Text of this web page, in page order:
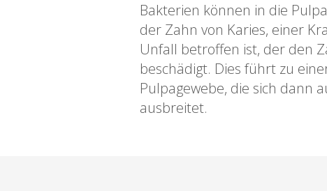
Bakterien können in die
der Zahn von Karies, einer
Unfall betroffen ist, der den
beschädigt. Dies führt zu
Pulpagewebe, die sich dann
ausbreitet.